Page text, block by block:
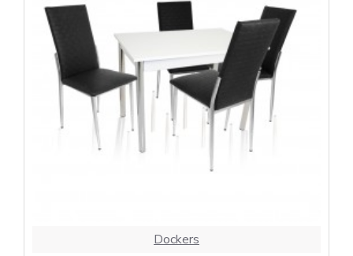
-20 %
Dockers